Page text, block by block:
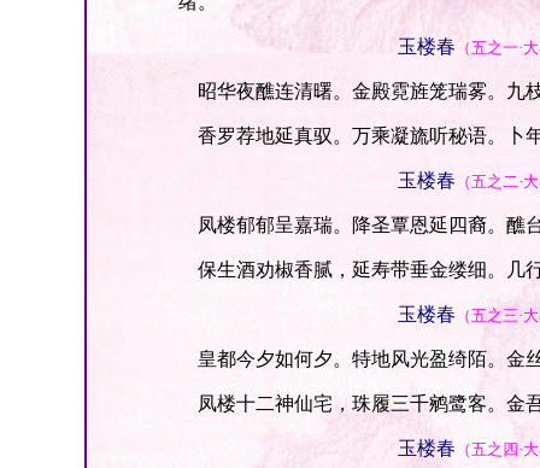
玉楼春 （五之一·
昭华夜醮连清曙。金殿霓旌笼瑞雾。九
香罗荐地延真驭。万乘凝旒听秘语。卜
玉楼春 （五之二·
凤楼郁郁呈嘉瑞。降圣覃恩延四裔。醮
保生酒劝椒香腻，延寿带垂金缕细。几
玉楼春 （五之三·
皇都今夕如何夕。特地风光盈绮陌。金
凤楼十二神仙宅，珠履三千鹓鹭客。金
玉楼春 （五之四·